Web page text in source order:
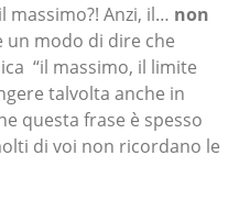
massimo?! Anzi, il… non
un modo di dire che
“il massimo, il limite
talvolta anche in
questa frase è spesso
di voi non ricordano le